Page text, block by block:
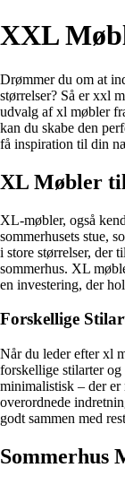
XXL
Drømmer du om at
størrelser? Så er xxl
udvalg af xl møbler
kan du skabe den
få inspiration til din
XL Møbler
XL-møbler, også
sommerhusets stue,
i store størrelser, der
sommerhus. XL
en investering, der
Forskellige
Når du leder efter xl
forskellige stilarter
minimalistisk – der er
overordnede
godt sammen med
Sommerhus